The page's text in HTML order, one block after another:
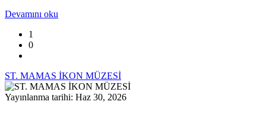
Devamını oku
1
0
ST. MAMAS İKON MÜZESİ
Yayınlanma tarihi: Haz 30, 2026